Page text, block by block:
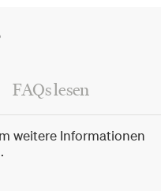
FAQs lesen
weitere Informationen